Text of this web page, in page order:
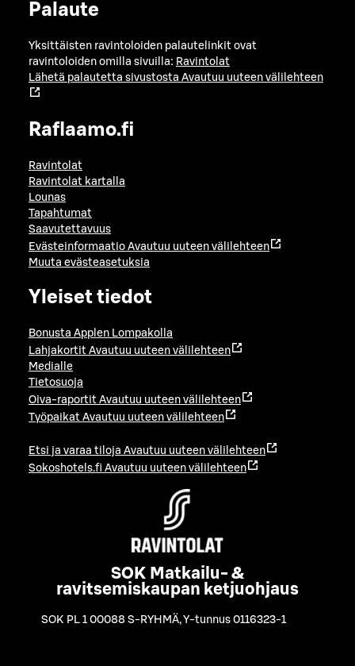
Palaute
Yksittäisten ravintoloiden palautelinkit ovat
ravintoloiden omilla sivuilla: Ravintolat
Lähetä palautetta sivustosta Avautuu uuteen välilehteen
Raflaamo.fi
Ravintolat
Ravintolat kartalla
Lounas
Tapahtumat
Saavutettavuus
Evästeinformaatio Avautuu uuteen välilehteen
Muuta evästeasetuksia
Yleiset tiedot
Bonusta Applen Lompakolla
Lahjakortit Avautuu uuteen välilehteen
Medialle
Tietosuoja
Oiva-raportit Avautuu uuteen välilehteen
Työpaikat Avautuu uuteen välilehteen
Etsi ja varaa tiloja Avautuu uuteen välilehteen
Sokoshotels.fi Avautuu uuteen välilehteen
SOK Matkailu- &
ravitsemiskaupan ketjuohjaus
SOK PL 1 00088 S-RYHMÄ,Y-tunnus 0116323-1